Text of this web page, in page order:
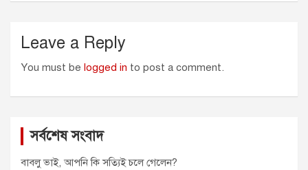
Leave a Reply
You must be logged in to post a comment.
সর্বশেষ সংবাদ
বাবলু ভাই, আপনি কি সত্যিই চলে গেলেন?